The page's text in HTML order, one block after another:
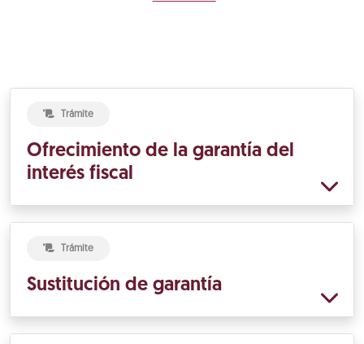
Trámite
Ofrecimiento de la garantía del
interés fiscal
Trámite
Sustitución de garantía